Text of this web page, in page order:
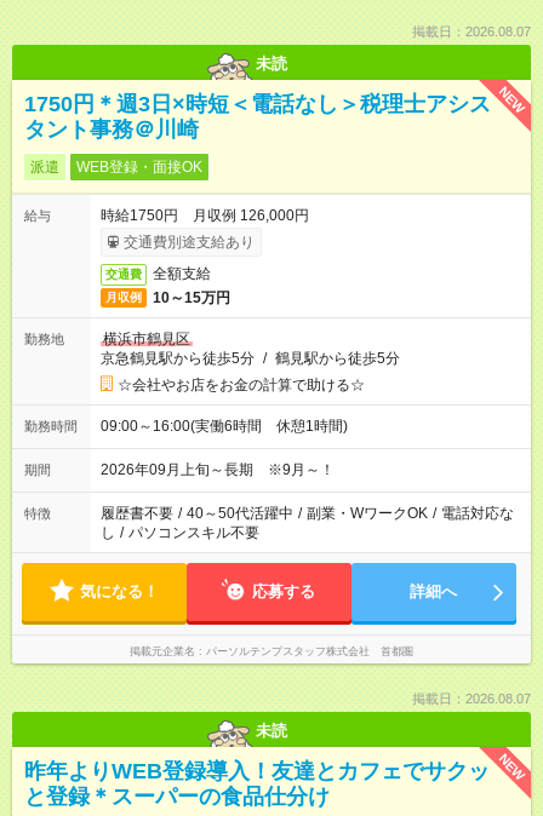
掲載日：2026.08.07
未読
NEW
1750円＊週3日×時短＜電話なし＞税理士アシス
タント事務＠川崎
派遣 WEB登録・面接OK
給与
時給1750円 月収例 126,000円
交通費別途支給あり
交通費 全額支給
月収例 10～15万円
勤務地
横浜市鶴見区
京急鶴見駅から徒歩5分 / 鶴見駅から徒歩5分
☆会社やお店をお金の計算で助ける☆
勤務時間 09:00～16:00(実働6時間 休憩1時間)
期間 2026年09月上旬～長期 ※9月～！
特徴 履歴書不要 / 40～50代活躍中 / 副業・WワークOK / 電話対応な
し / パソコンスキル不要
気になる！ 応募する 詳細へ
掲載元企業名 パーソルテンプスタッフ株式会社 首都圏
掲載日：2026.08.07
未読
NEW
昨年よりWEB登録導入！友達とカフェでサクッ
と登録＊スーパーの食品仕分け